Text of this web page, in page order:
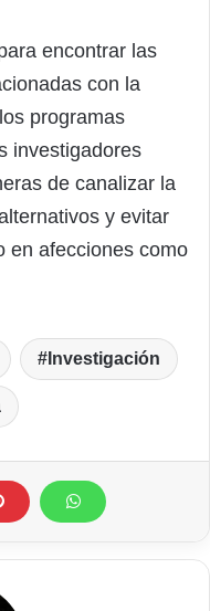
encontrar las
con la
programas
investigadores
de canalizar la
y evitar
en afecciones como
Investigación